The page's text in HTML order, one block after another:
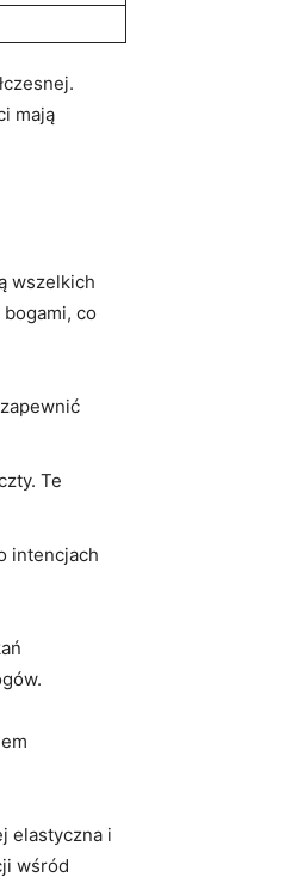
mają
wszelkich
co
Te
intencjach
elastyczna i
wśród